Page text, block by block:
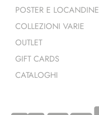
POSTER E LOCANDINE
COLLEZIONI VARIE
OUTLET
GIFT CARDS
CATALOGHI